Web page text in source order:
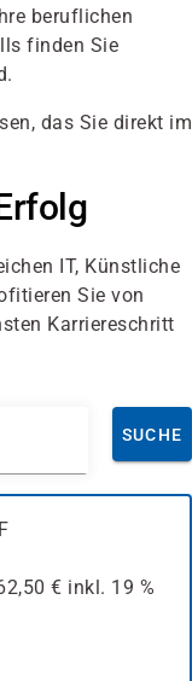
beruflichen
finden Sie
das Sie direkt im
IT, Künstliche
Sie von
Karriereschritt
SUCHE
€ inkl. 19 %